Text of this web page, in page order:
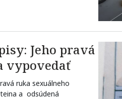
Jeho pravá
vypovedať
ruka sexuálneho
a odsúdená